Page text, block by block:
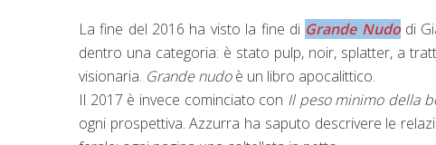
La fine del 2016 ha visto la fine di Grande Nudodi
dentro una categoria: è stato pulp, noir, splatter, a
visionaria. Grande nudoè un libro apocalittico.
Il 2017 è invece cominciato con Il peso minimo della
ogni prospettiva. Azzurra ha saputo descrivere le